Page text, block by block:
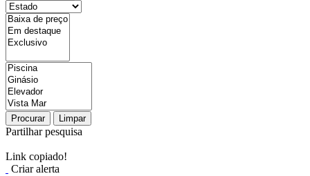
Procurar Limpar
Partilhar pesquisa
Link copiado!
Criar alerta